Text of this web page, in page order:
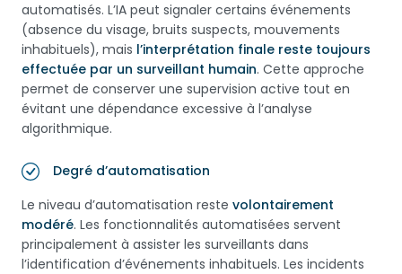
automatisés. L’IA peut signaler certains événements
(absence du visage, bruits suspects, mouvements
inhabituels), mais l’interprétation finale reste toujours
effectuée par un surveillant humain. Cette approche
permet de conserver une supervision active tout en
évitant une dépendance excessive à l’analyse
algorithmique.
Degré d’automatisation
Le niveau d’automatisation reste volontairement
modéré. Les fonctionnalités automatisées servent
principalement à assister les surveillants dans
l’identification d’événements inhabituels. Les incidents